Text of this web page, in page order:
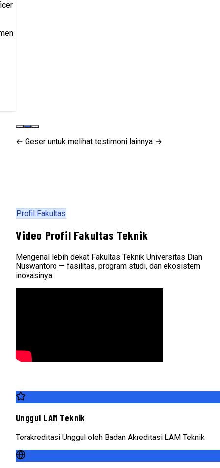
← Geser untuk melihat testimoni lainnya →
Profil Fakultas
Video Profil Fakultas Teknik
Mengenal lebih dekat Fakultas Teknik Universitas Dian
Nuswantoro — fasilitas, program studi, dan ekosistem
inovasinya.
Unggul LAM Teknik
Terakreditasi Unggul oleh Badan Akreditasi LAM Teknik